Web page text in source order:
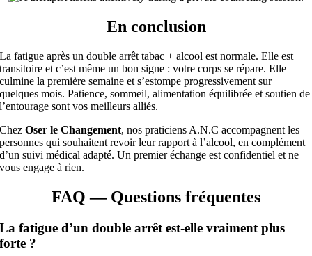
En conclusion
La fatigue après un double arrêt tabac + alcool est normale. Elle est
transitoire et c’est même un bon signe : votre corps se répare. Elle
culmine la première semaine et s’estompe progressivement sur
quelques mois. Patience, sommeil, alimentation équilibrée et soutien de
l’entourage sont vos meilleurs alliés.
ChezOser le Changement, nos praticiens A.N.C accompagnent les
personnes qui souhaitent revoir leur rapport à l’alcool, en complément
d’un suivi médical adapté. Un premier échange est confidentiel et ne
vous engage à rien.
FAQ — Questions fréquentes
La fatigue d’un double arrêt est-elle vraiment plus
forte ?